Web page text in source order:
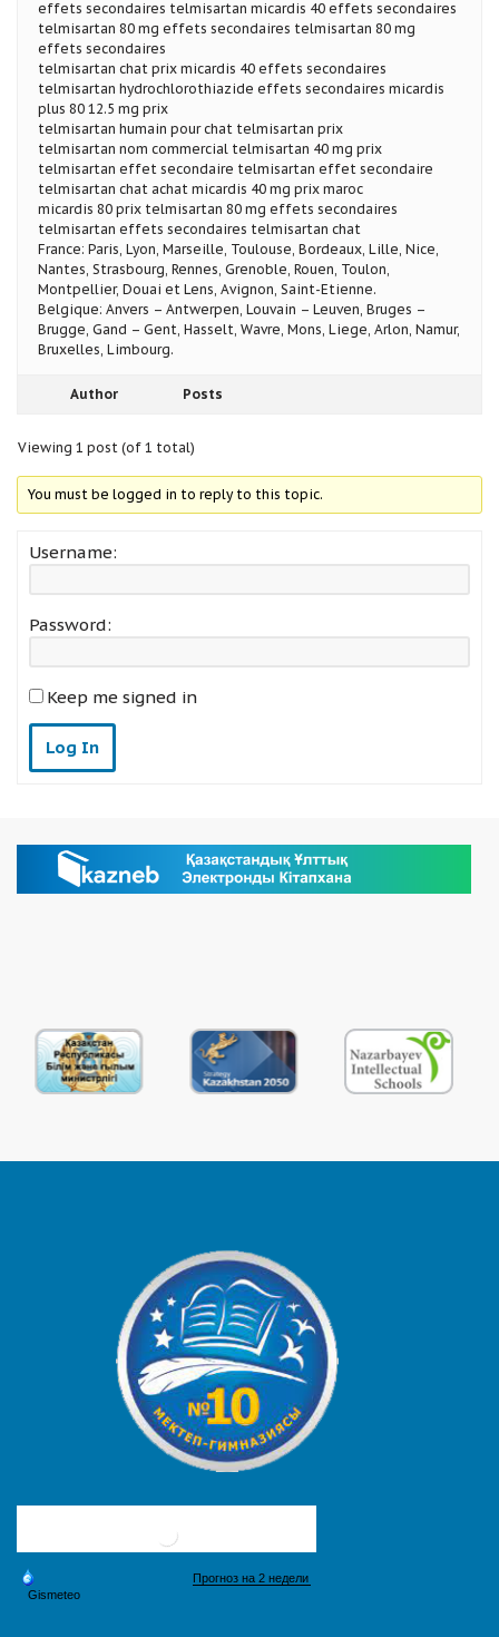
effets secondaires telmisartan micardis 40 effets secondaires
telmisartan 80 mg effets secondaires telmisartan 80 mg
effets secondaires
telmisartan chat prix micardis 40 effets secondaires
telmisartan hydrochlorothiazide effets secondaires micardis
plus 80 12.5 mg prix
telmisartan humain pour chat telmisartan prix
telmisartan nom commercial telmisartan 40 mg prix
telmisartan effet secondaire telmisartan effet secondaire
telmisartan chat achat micardis 40 mg prix maroc
micardis 80 prix telmisartan 80 mg effets secondaires
telmisartan effets secondaires telmisartan chat
France: Paris, Lyon, Marseille, Toulouse, Bordeaux, Lille, Nice,
Nantes, Strasbourg, Rennes, Grenoble, Rouen, Toulon,
Montpellier, Douai et Lens, Avignon, Saint-Etienne.
Belgique: Anvers – Antwerpen, Louvain – Leuven, Bruges –
Brugge, Gand – Gent, Hasselt, Wavre, Mons, Liege, Arlon, Namur,
Bruxelles, Limbourg.
Author Posts
Viewing 1 post (of 1 total)
You must be logged in to reply to this topic.
Username:
Password:
Keep me signed in
Log In